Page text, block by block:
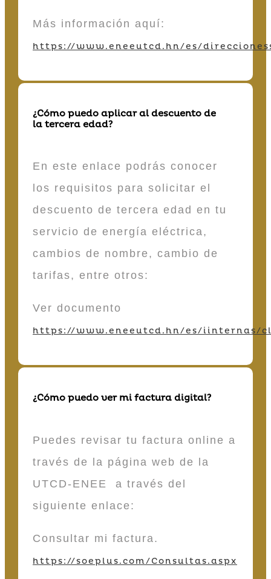
Más información aquí:
https://www.eneeutcd.hn/es/
¿Cómo puedo aplicar al descuento de
la tercera edad?
En este enlace podrás conocer
los requisitos para solicitar el
descuento de tercera edad en tu
servicio de energía eléctrica,
cambios de nombre, cambio de
tarifas, entre otros:
Ver documento
https://www.eneeutcd.hn/es/iinternas/
¿Cómo puedo ver mi factura digital?
Puedes revisar tu factura online a
través de la página web de la
UTCD-ENEE a través del
siguiente enlace:
Consultar mi factura.
https://soeplus.com/Consultas.aspx